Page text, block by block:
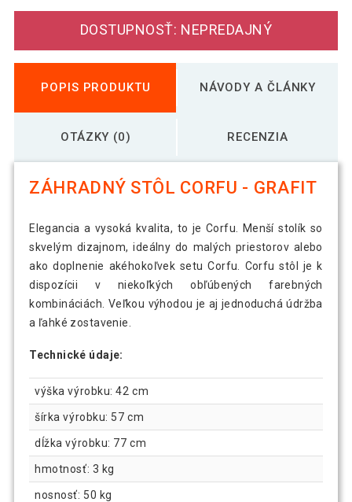
DOSTUPNOSŤ: NEPREDAJNÝ
POPIS PRODUKTU NÁVODY A ČLÁNKY
OTÁZKY (0) RECENZIA
ZÁHRADNÝ STÔL CORFU - GRAFIT
Elegancia a vysoká kvalita, to je Corfu. Menší stolík so
skvelým dizajnom, ideálny do malých priestorov alebo
ako doplnenie akéhokoľvek setu Corfu. Corfu stôl je k
dispozícii v niekoľkých obľúbených farebných
kombináciách. Veľkou výhodou je aj jednoduchá údržba
a ľahké zostavenie.
Technické údaje:
výška výrobku: 42 cm
šírka výrobku: 57 cm
dĺžka výrobku: 77 cm
hmotnosť: 3 kg
nosnosť: 50 kg